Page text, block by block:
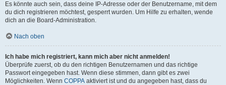
Es könnte auch sein, dass deine IP-Adresse oder der Benutzername, mit dem
du dich registrieren möchtest, gesperrt wurden. Um Hilfe zu erhalten, wende
dich an die Board-Administration.
Nach oben
Ich habe mich registriert, kann mich aber nicht anmelden!
Überprüfe zuerst, ob du den richtigen Benutzernamen und das richtige
Passwort eingegeben hast. Wenn diese stimmen, dann gibt es zwei
Möglichkeiten. Wenn COPPA aktiviert ist und du angegeben hast, dass du